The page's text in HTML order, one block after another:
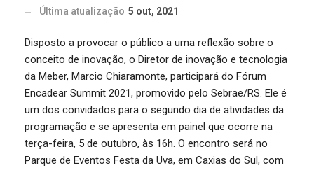
Última atualização 5 out, 2021
Disposto a provocar o público a uma reflexão sobre o
conceito de inovação, o Diretor de inovação e tecnologia
da Meber, Marcio Chiaramonte, participará do Fórum
Encadear Summit 2021, promovido pelo Sebrae/RS. Ele é
um dos convidados para o segundo dia de atividades da
programação e se apresenta em painel que ocorre na
terça-feira, 5 de outubro, às 16h. O encontro será no
Parque de Eventos Festa da Uva, em Caxias do Sul, com